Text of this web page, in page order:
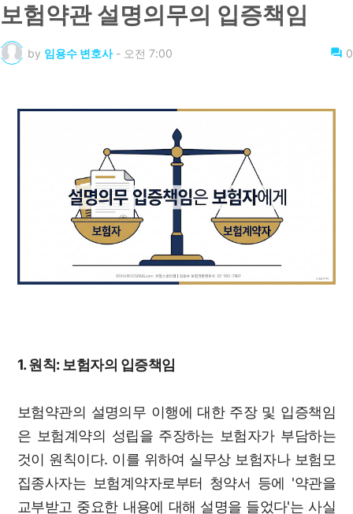
보험약관 설명의무의 입증책임
by 임용수 변호사 - 오전 7:00 0
1. 원칙: 보험자의 입증책임
보험약관의 설명의무 이행에 대한 주장 및 입증책임
은 보험계약의 성립을 주장하는 보험자가 부담하는
것이 원칙이다. 이를 위하여 실무상 보험자나 보험모
집종사자는 보험계약자로부터 청약서 등에 '약관을
교부받고 중요한 내용에 대해 설명을 들었다'는 사실